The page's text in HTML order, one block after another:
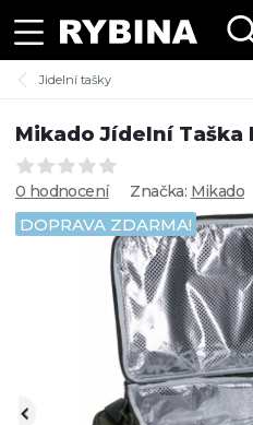
Jidelní tašky
Mikado Jídelní Taška
0 hodnocení Značka: Mikado
DOPRAVA ZDARMA!